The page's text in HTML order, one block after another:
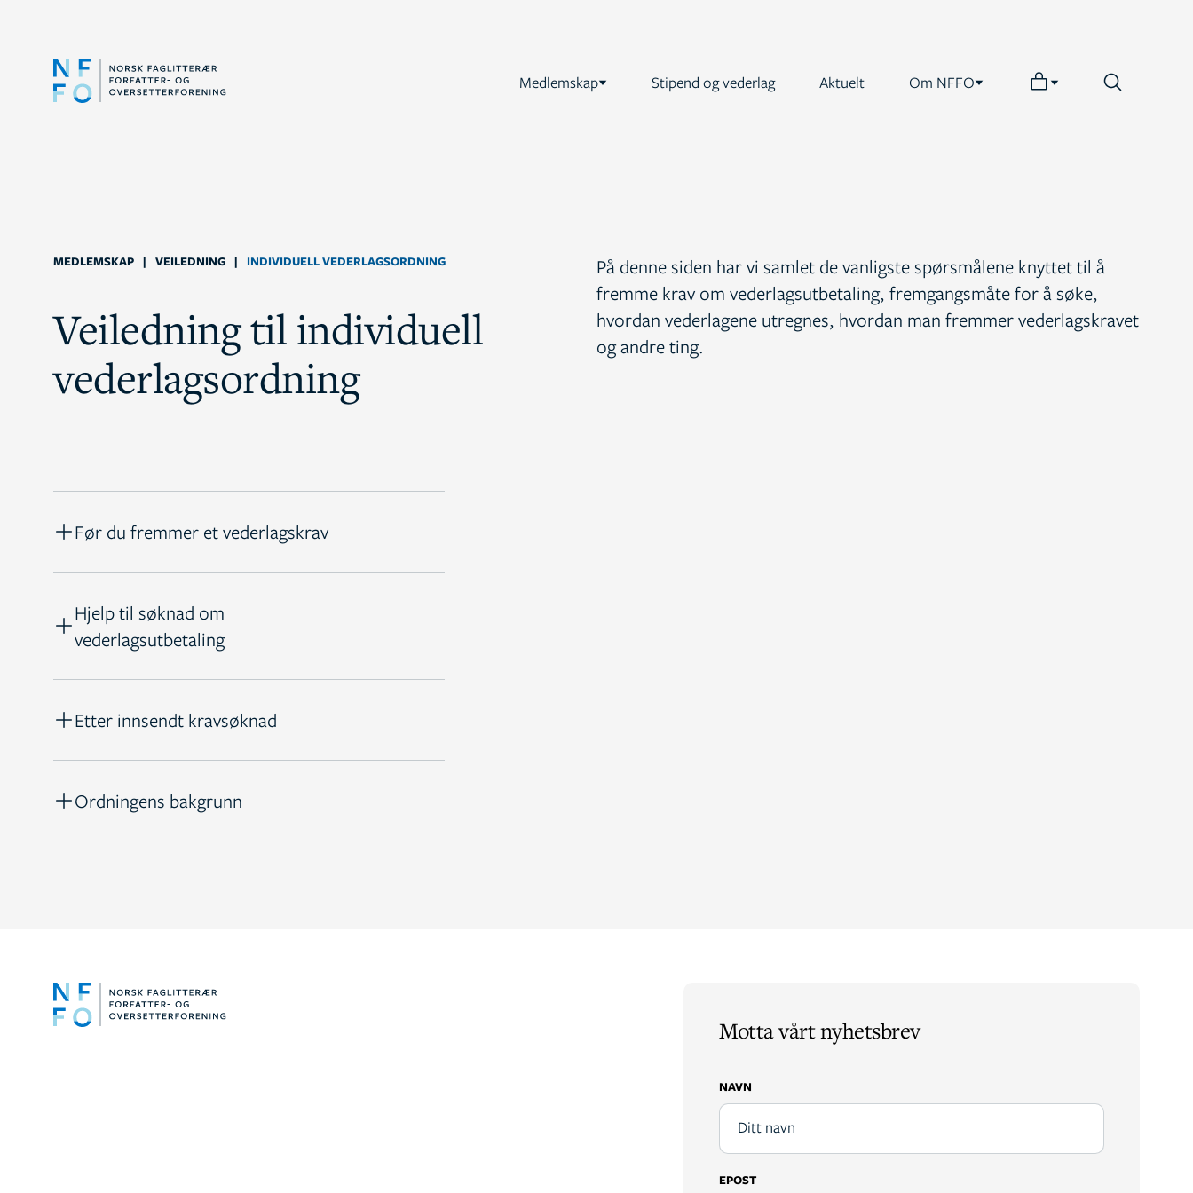
Medlemskap Stipend og vederlag Aktuelt Om NFFO
MEDLEMSKAP | VEILEDNING | INDIVIDUELL VEDERLAGSORDNING
Veiledning til individuell
vederlagsordning
På denne siden har vi samlet de vanligste spørsmålene knyttet til å
fremme krav om vederlagsutbetaling, fremgangsmåte for å søke,
hvordan vederlagene utregnes, hvordan man fremmer vederlagskravet
og andre ting.
Før du fremmer et vederlagskrav
Hjelp til søknad om
vederlagsutbetaling
Etter innsendt kravsøknad
Ordningens bakgrunn
Motta vårt nyhetsbrev
NAVN
EPOST